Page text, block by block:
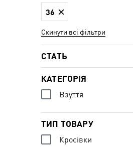
36
Скинути всі фільтри
СТАТЬ
КАТЕГОРІЯ
Взуття
ТИП ТОВАРУ
Кросівки